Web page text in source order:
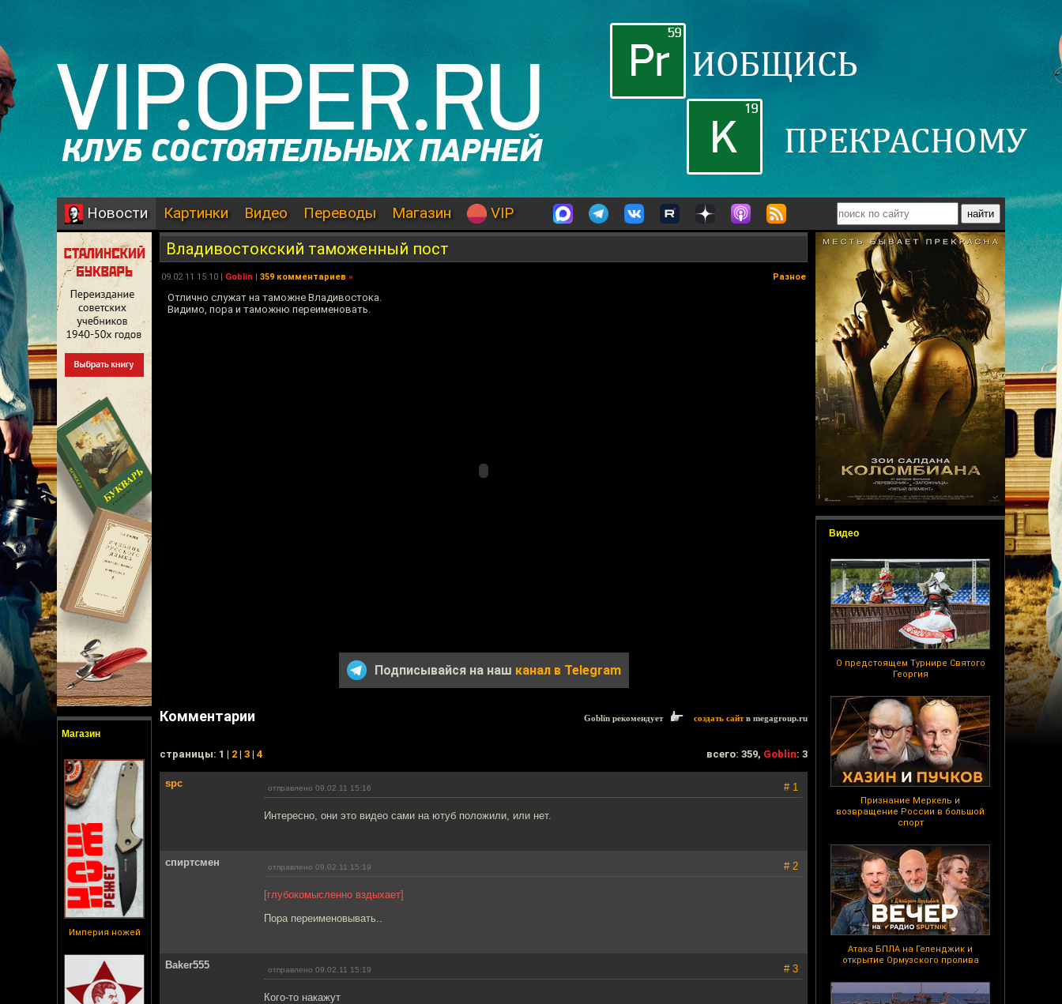
Новости Картинки Видео Переводы Магазин VIP
Магазин
Империя ножей
Видео
О предстоящем Турнире Святого
Георгия
Признание Меркель и
возвращение России в большой
спорт
Атака БПЛА на Геленджик и
открытие Ормузского пролива
Владивостокский таможенный пост
09.02.11 15:10 | Goblin | 359 комментариев » Разное
Отлично служат на таможне Владивостока.
Видимо, пора и таможню переименовать.
Подписывайся на наш канал в Telegram
Комментарии Goblin рекомендует создать сайтв megagroup.ru
cтраницы: 1 | 2 | 3 | 4 всего: 359, Goblin: 3
spc отправлено 09.02.11 15:16 # 1
Интересно, они это видео сами на ютуб положили, или нет.
спиртсмен отправлено 09.02.11 15:19 # 2
[глубокомысленно вздыхает]
Пора переименовывать..
Baker555 отправлено 09.02.11 15:19 # 3
Кого-то накажут